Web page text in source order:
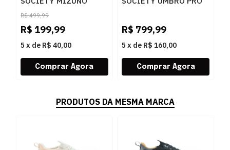
107678678 PTBCVM
R$ 499,99
R$ 199,99
5 x de R$ 40,00
R$ 799,99
5 x de R$ 160,00
PRODUTOS DA MESMA MARCA